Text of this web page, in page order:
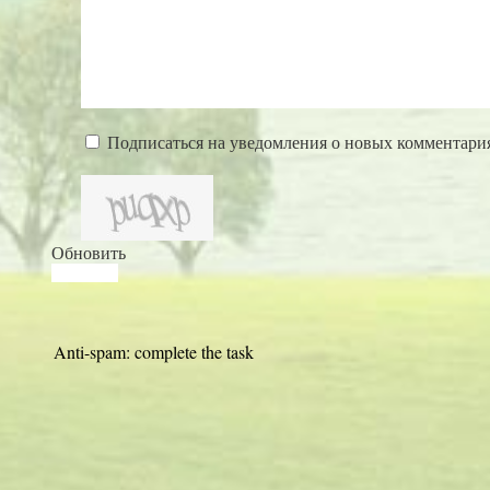
Подписаться на уведомления о новых
Обновить
Anti-spam: complete the task